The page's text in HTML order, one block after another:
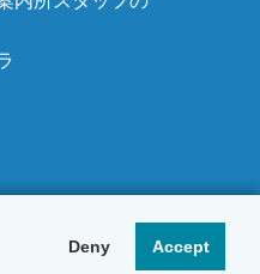
Deny Accept